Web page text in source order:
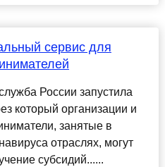
сервис для
России запустила
который организации и
занятые в
отраслях, могут
субсидий......